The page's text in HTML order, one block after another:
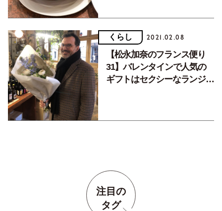
くらし 2021.02.08
【松永加奈のフランス便り
31】バレンタインで人気の
ギフトはセクシーなランジェ
注目の
タグ